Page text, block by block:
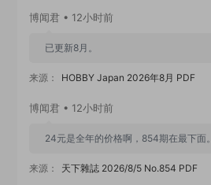
博闻君 • 12小时前
已更新8月。
来源： HOBBY Japan 2026年8月 PDF
博闻君 • 12小时前
24元是全年的价格啊，854期在最下面。
来源： 天下雜誌 2026/8/5 No.854 PDF